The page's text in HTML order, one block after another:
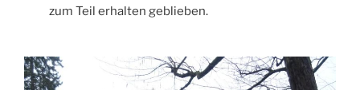
zum Teil erhalten geblieben.